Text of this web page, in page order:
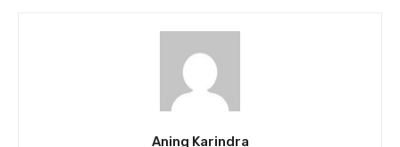
Aning Karindra